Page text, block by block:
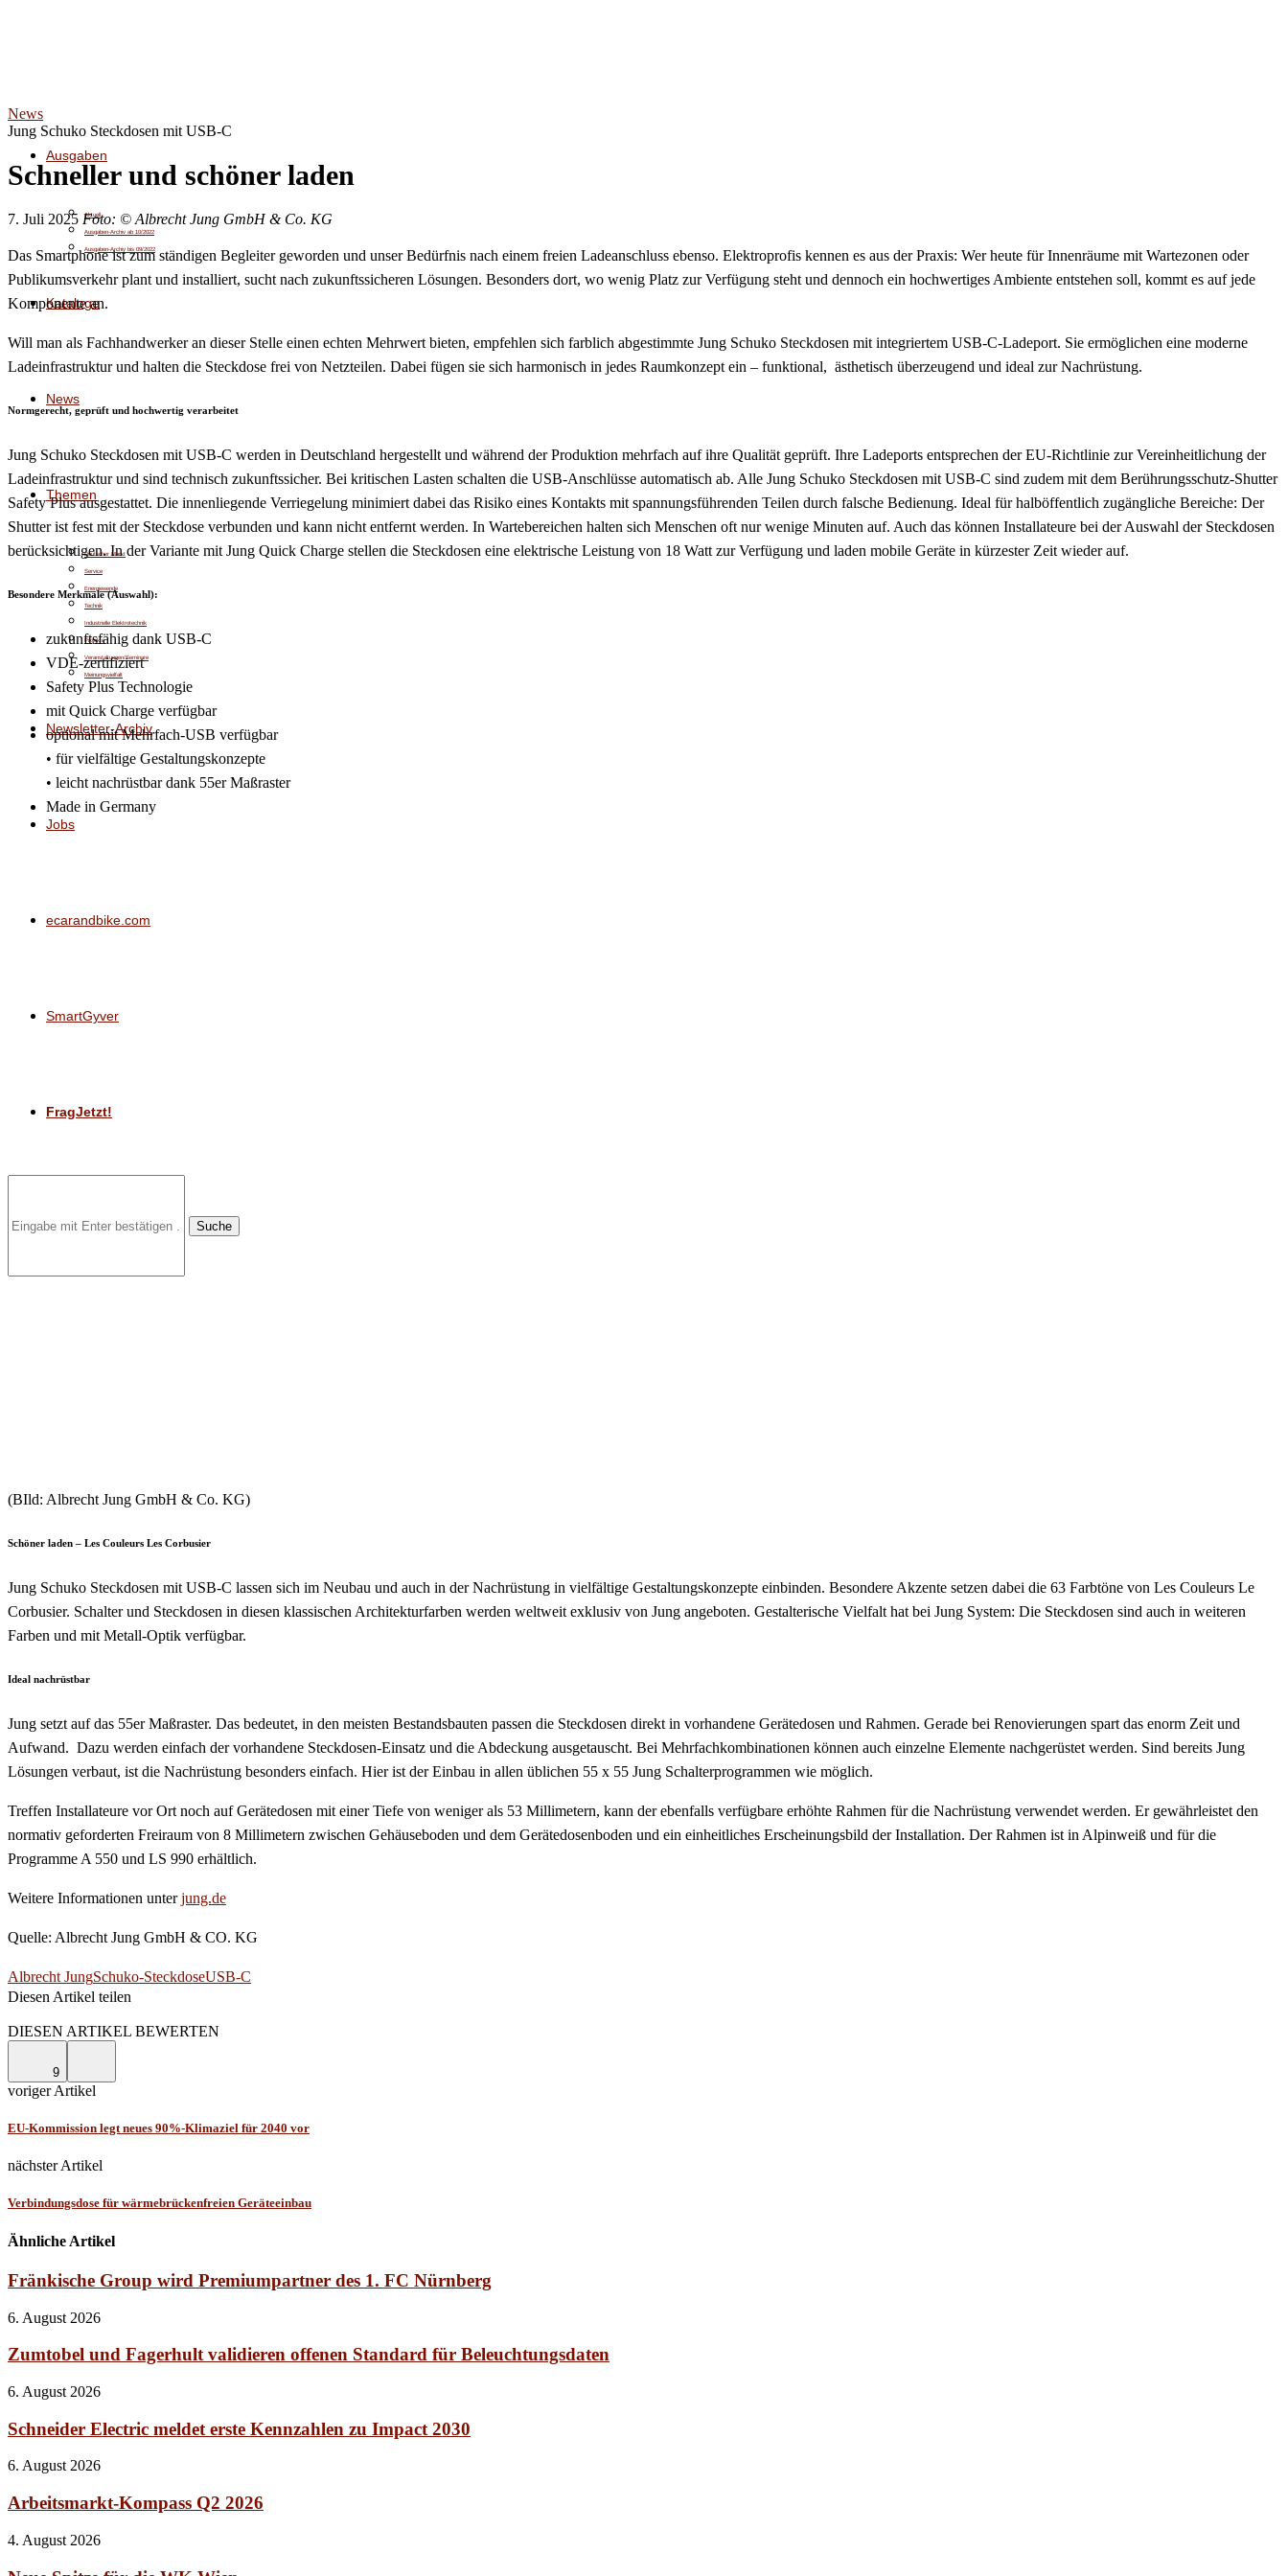
Ausgaben
Aktuell
Ausgaben-Archiv ab 10/2022
Ausgaben-Archiv bis 09/2022
Kataloge
News
Themen
Deutscher Markt
Service
Energiewende
Technik
Industrielle Elektrotechnik
Projekte
Veranstaltungen/Seminare
Meinungsvielfalt
Newsletter-Archiv
Jobs
ecarandbike.com
SmartGyver
FragJetzt!
Suche
News
Jung Schuko Steckdosen mit USB-C
Schneller und schöner laden
7. Juli 2025 Foto: © Albrecht Jung GmbH & Co. KG
Das Smartphone ist zum ständigen Begleiter geworden und unser Bedürfnis nach einem freien Ladeanschluss ebenso. Elektroprofis kennen es aus der Praxis: Wer heute für Innenräume mit Wartezonen oder
Publikumsverkehr plant und installiert, sucht nach zukunftssicheren Lösungen. Besonders dort, wo wenig Platz zur Verfügung steht und dennoch ein hochwertiges Ambiente entstehen soll, kommt es auf jede
Komponente an.
Will man als Fachhandwerker an dieser Stelle einen echten Mehrwert bieten, empfehlen sich farblich abgestimmte Jung Schuko Steckdosen mit integriertem USB-C-Ladeport. Sie ermöglichen eine moderne
Ladeinfrastruktur und halten die Steckdose frei von Netzteilen. Dabei fügen sie sich harmonisch in jedes Raumkonzept ein – funktional, ästhetisch überzeugend und ideal zur Nachrüstung.
Normgerecht, geprüft und hochwertig verarbeitet
Jung Schuko Steckdosen mit USB-C werden in Deutschland hergestellt und während der Produktion mehrfach auf ihre Qualität geprüft. Ihre Ladeports entsprechen der EU-Richtlinie zur Vereinheitlichung der
Ladeinfrastruktur und sind technisch zukunftssicher. Bei kritischen Lasten schalten die USB-Anschlüsse automatisch ab. Alle Jung Schuko Steckdosen mit USB-C sind zudem mit dem Berührungsschutz-Shutter
Safety Plus ausgestattet. Die innenliegende Verriegelung minimiert dabei das Risiko eines Kontakts mit spannungsführenden Teilen durch falsche Bedienung. Ideal für halböffentlich zugängliche Bereiche: Der
Shutter ist fest mit der Steckdose verbunden und kann nicht entfernt werden. In Wartebereichen halten sich Menschen oft nur wenige Minuten auf. Auch das können Installateure bei der Auswahl der Steckdosen
berücksichtigen. In der Variante mit Jung Quick Charge stellen die Steckdosen eine elektrische Leistung von 18 Watt zur Verfügung und laden mobile Geräte in kürzester Zeit wieder auf.
Besondere Merkmale (Auswahl):
zukunftsfähig dank USB-C
VDE-zertifiziert
Safety Plus Technologie
mit Quick Charge verfügbar
optional mit Mehrfach-USB verfügbar
• für vielfältige Gestaltungskonzepte
• leicht nachrüstbar dank 55er Maßraster
Made in Germany
(BIld: Albrecht Jung GmbH & Co. KG)
Schöner laden – Les Couleurs Les Corbusier
Jung Schuko Steckdosen mit USB-C lassen sich im Neubau und auch in der Nachrüstung in vielfältige Gestaltungskonzepte einbinden. Besondere Akzente setzen dabei die 63 Farbtöne von Les Couleurs Le
Corbusier. Schalter und Steckdosen in diesen klassischen Architekturfarben werden weltweit exklusiv von Jung angeboten. Gestalterische Vielfalt hat bei Jung System: Die Steckdosen sind auch in weiteren
Farben und mit Metall-Optik verfügbar.
Ideal nachrüstbar
Jung setzt auf das 55er Maßraster. Das bedeutet, in den meisten Bestandsbauten passen die Steckdosen direkt in vorhandene Gerätedosen und Rahmen. Gerade bei Renovierungen spart das enorm Zeit und
Aufwand. Dazu werden einfach der vorhandene Steckdosen-Einsatz und die Abdeckung ausgetauscht. Bei Mehrfachkombinationen können auch einzelne Elemente nachgerüstet werden. Sind bereits Jung
Lösungen verbaut, ist die Nachrüstung besonders einfach. Hier ist der Einbau in allen üblichen 55 x 55 Jung Schalterprogrammen wie möglich.
Treffen Installateure vor Ort noch auf Gerätedosen mit einer Tiefe von weniger als 53 Millimetern, kann der ebenfalls verfügbare erhöhte Rahmen für die Nachrüstung verwendet werden. Er gewährleistet den
normativ geforderten Freiraum von 8 Millimetern zwischen Gehäuseboden und dem Gerätedosenboden und ein einheitliches Erscheinungsbild der Installation. Der Rahmen ist in Alpinweiß und für die
Programme A 550 und LS 990 erhältlich.
Weitere Informationen unterjung.de
Quelle: Albrecht Jung GmbH & CO. KG
Albrecht JungSchuko-SteckdoseUSB-C
Diesen Artikel teilen
DIESEN ARTIKEL BEWERTEN
9
voriger Artikel
EU-Kommission legt neues 90%-Klimaziel für 2040 vor
nächster Artikel
Verbindungsdose für wärmebrückenfreien Geräteeinbau
Ähnliche Artikel
Fränkische Group wird Premiumpartner des 1. FC Nürnberg
6. August 2026
Zumtobel und Fagerhult validieren offenen Standard für Beleuchtungsdaten
6. August 2026
Schneider Electric meldet erste Kennzahlen zu Impact 2030
6. August 2026
Arbeitsmarkt-Kompass Q2 2026
4. August 2026